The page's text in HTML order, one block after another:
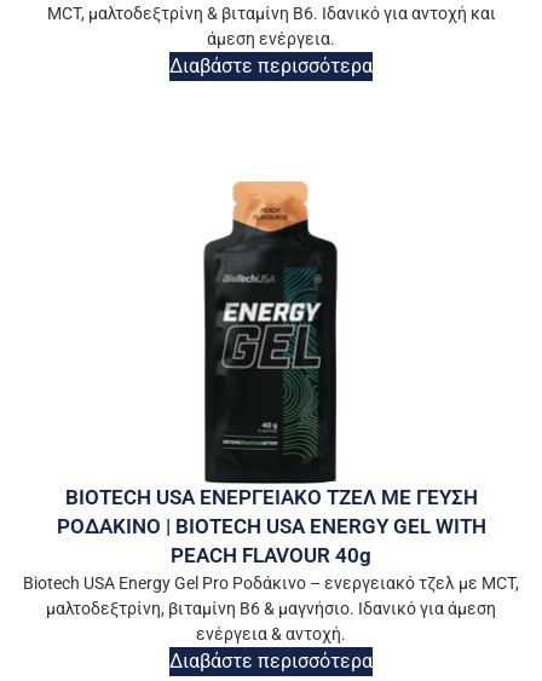
MCT, μαλτοδεξτρίνη & βιταμίνη Β6. Ιδανικό για αντοχή και
άμεση ενέργεια.
Διαβάστε περισσότερα
BIOTECH USA ΕΝΕΡΓΕΙΑΚΟ ΤΖΕΛ ΜΕ ΓΕΥΣΗ
ΡΟΔΑΚΙΝΟ | BIOTECH USA ENERGY GEL WITH
PEACH FLAVOUR 40g
Biotech USA Energy Gel Pro Ροδάκινο – ενεργειακό τζελ με MCT,
μαλτοδεξτρίνη, βιταμίνη Β6 & μαγνήσιο. Ιδανικό για άμεση
ενέργεια & αντοχή.
Διαβάστε περισσότερα